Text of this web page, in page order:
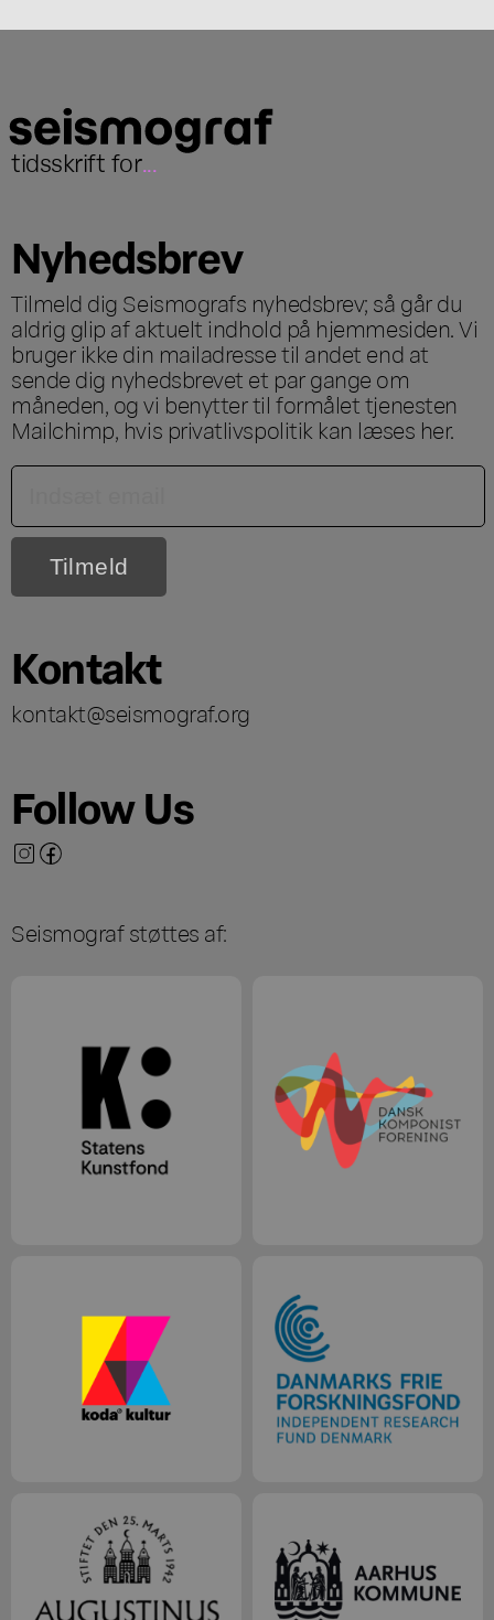
tidsskrift for...
Nyhedsbrev
Tilmeld dig Seismografs nyhedsbrev; så går du
aldrig glip af aktuelt indhold på hjemmesiden. Vi
bruger ikke din mailadresse til andet end at
sende dig nyhedsbrevet et par gange om
måneden, og vi benytter til formålet tjenesten
Mailchimp, hvis privatlivspolitik kan læses her.
Kontakt
kontakt@seismograf.org
Follow Us
Seismograf støttes af: